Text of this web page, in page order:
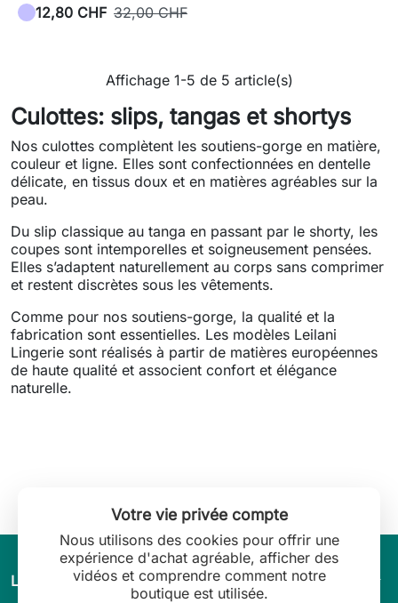
12,80 CHF 32,00 CHF
Affichage 1-5 de 5 article(s)
Culottes: slips, tangas et shortys
Nos culottes complètent les soutiens-gorge en matière,
couleur et ligne. Elles sont confectionnées en dentelle
délicate, en tissus doux et en matières agréables sur la
peau.
Du slip classique au tanga en passant par le shorty, les
coupes sont intemporelles et soigneusement pensées.
Elles s’adaptent naturellement au corps sans comprimer
et restent discrètes sous les vêtements.
Comme pour nos soutiens-gorge, la qualité et la
fabrication sont essentielles. Les modèles Leilani
Lingerie sont réalisés à partir de matières européennes
de haute qualité et associent confort et élégance
naturelle.
L’univers de Leilani Lingerie arrow_drop_down
Votre vie privée compte
Nous utilisons des cookies pour offrir une
expérience d'achat agréable, afficher des
vidéos et comprendre comment notre
boutique est utilisée.